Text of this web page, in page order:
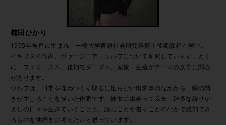
楠田ひかり
1995年神戸市生まれ。一橋大学言語社会研究科博士後期課程在学中。
イギリスの作家、ヴァージニア・ウルフについて研究しています。とく
に、フェミニズム、後期モダニズム、家族・生殖がテーマの文学に関心
があります。
ウルフは、日常を埋めつくす取るに足らない出来事のなかから一瞬の閃
きが生じることを描いた作家です。彼女に出会って以来、雑多な繰りか
えしの日々を生きていくことと、読むことや書くことのなかで感知でき
るものを地続きに考えたいと思っています。